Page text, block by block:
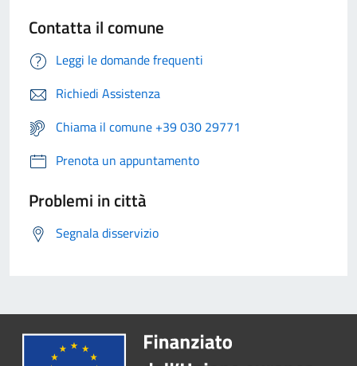
Contatta il comune
Leggi le domande frequenti
Richiedi Assistenza
Chiama il comune +39 030 29771
Prenota un appuntamento
Problemi in città
Segnala disservizio